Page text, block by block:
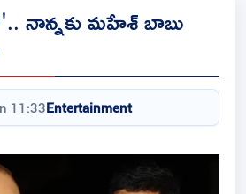
నాన్నకు మహేశ్ బాబు
11:33Entertainment